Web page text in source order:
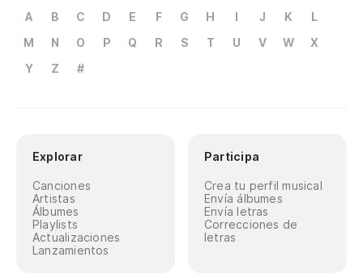
A B C D E F G H I J K
L
M
N O P Q R S T U V W
X
Y
Z #
Explorar
Canciones
Artistas
Álbumes
Playlists
Actualizaciones
Lanzamientos
Participa
Crea tu perfil musical
Envía álbumes
Envía letras
Correcciones de
letras